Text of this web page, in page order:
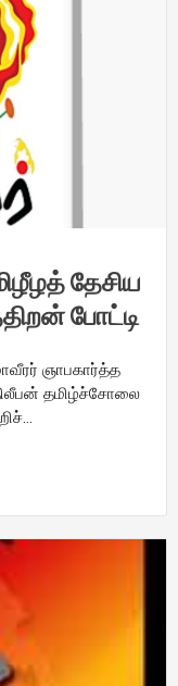
தேசிய
போட்டி
ஞாபகார்த்த
தமிழ்ச்சோலை